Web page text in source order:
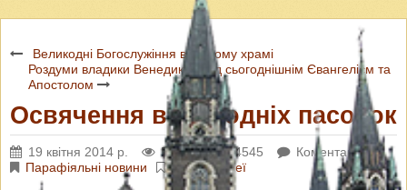
Великодні Богослужіння в нашому храмі
Роздуми владики Венедикта над сьогоднішнім Євангелієм та
Апостолом
Освячення великодніх пасочок
19 квітня 2014 р. Переглядів: 4545
Коментарі: 0
Парафіяльні новини
Фотогалереї